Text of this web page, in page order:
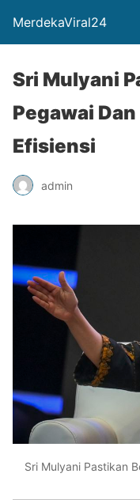
MerdekaViral24
Sri Mulyani
Pegawai
Efisiensi
admin
Sri Mulyani Pastikan